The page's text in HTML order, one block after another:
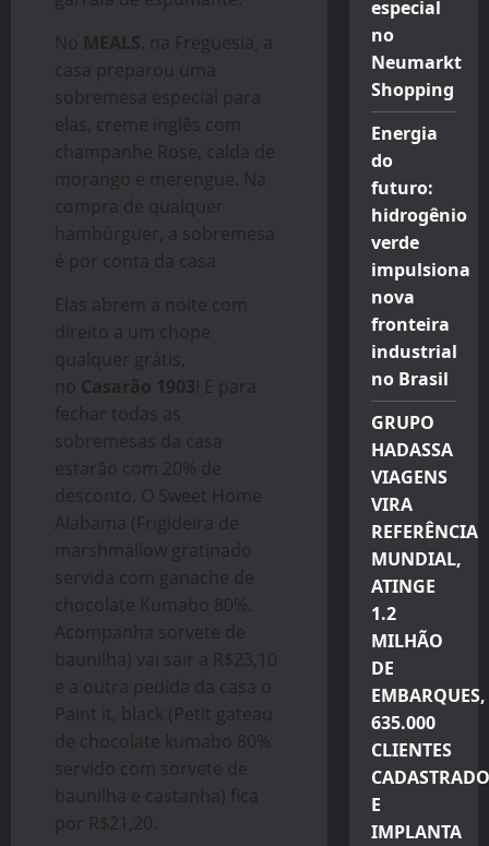
No MEALS, na Freguesia, a
casa preparou uma
sobremesa especial para
elas, creme inglês com
champanhe Rose, calda de
morango e merengue. Na
compra de qualquer
hambúrguer, a sobremesa
é por conta da casa
Elas abrem a noite com
direito a um chope
qualquer grátis,
no Casarão 1903! E para
fechar todas as
sobremesas da casa
estarão com 20% de
desconto. O Sweet Home
Alabama (Frigideira de
marshmallow gratinado
servida com ganache de
chocolate Kumabo 80%.
Acompanha sorvete de
baunilha) vai sair a R$23,10
e a outra pedida da casa o
Paint it, black (Petit gateau
de chocolate kumabo 80%
servido com sorvete de
baunilha e castanha) fica
por R$21,20.
especial
no
Neumarkt
Shopping
Energia
do
futuro:
hidrogênio
verde
impulsiona
nova
fronteira
industrial
no Brasil
GRUPO
HADASSA
VIAGENS
VIRA
REFERÊNCIA
MUNDIAL,
ATINGE
1.2
MILHÃO
DE
EMBARQUES,
635.000
CLIENTES
E
IMPLANTA